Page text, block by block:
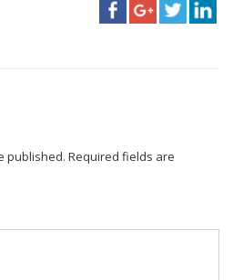
published. Required fields are